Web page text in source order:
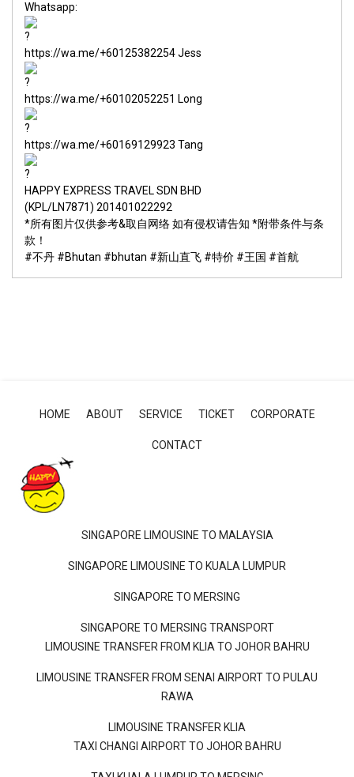
Whatsapp:
https://wa.me/+60125382254Jess
https://wa.me/+60102052251 Long
https://wa.me/+60169129923 Tang
HAPPY EXPRESS TRAVEL SDN BHD
(KPL/LN7871) 201401022292
*所有图片仅供参考&取自网络 如有侵权请告知 *附带条件与条
款！
#不丹 #Bhutan #bhutan #新山直飞 #特价 #王国 #首航
HOME ABOUT SERVICE TICKET CORPORATE
CONTACT
SINGAPORE LIMOUSINE TO MALAYSIA
SINGAPORE LIMOUSINE TO KUALA LUMPUR
SINGAPORE TO MERSING
SINGAPORE TO MERSING TRANSPORT
LIMOUSINE TRANSFER FROM KLIA TO JOHOR BAHRU
LIMOUSINE TRANSFER FROM SENAI AIRPORT TO PULAU
RAWA
LIMOUSINE TRANSFER KLIA
TAXI CHANGI AIRPORT TO JOHOR BAHRU